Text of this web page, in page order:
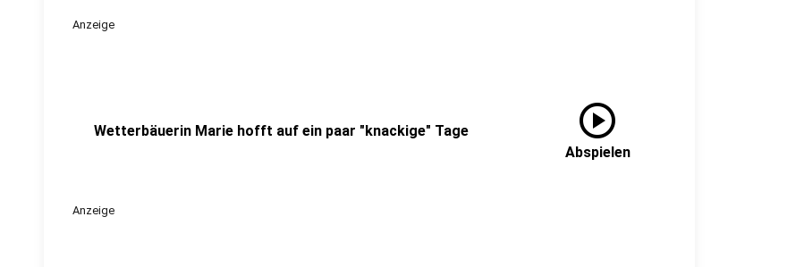
Anzeige
Wetterbäuerin Marie hofft auf ein paar "knackige" Tage play_circle
Abspielen
Anzeige